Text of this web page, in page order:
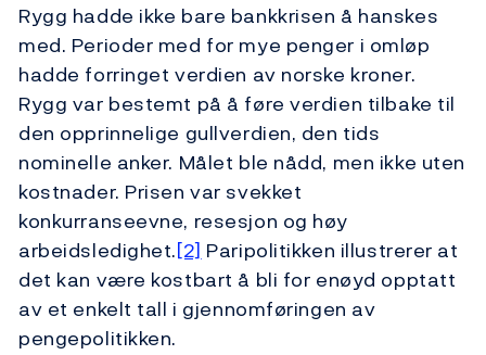
Rygg hadde ikke bare bankkrisen å hanskes
med. Perioder med for mye penger i omløp
hadde forringet verdien av norske kroner.
Rygg var bestemt på å føre verdien tilbake til
den opprinnelige gullverdien, den tids
nominelle anker. Målet ble nådd, men ikke uten
kostnader. Prisen var svekket
konkurranseevne, resesjon og høy
arbeidsledighet.[2] Paripolitikken illustrerer at
det kan være kostbart å bli for enøyd opptatt
av et enkelt tall i gjennomføringen av
pengepolitikken.